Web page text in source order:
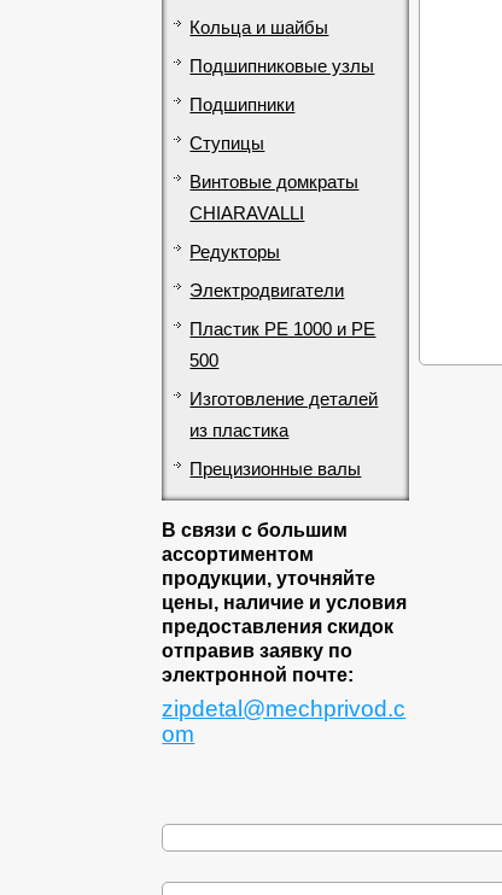
Кольца и шайбы
Подшипниковые узлы
Подшипники
Ступицы
Винтовые домкраты
CHIARAVALLI
Редукторы
Электродвигатели
Пластик PE 1000 и PE
500
Изготовление деталей
из пластика
Прецизионные валы
В связи с большим
ассортиментом
продукции, уточняйте
цены, наличие и условия
предоставления скидок
отправив заявку по
электронной почте:
zipdetal@mechprivod.c
om